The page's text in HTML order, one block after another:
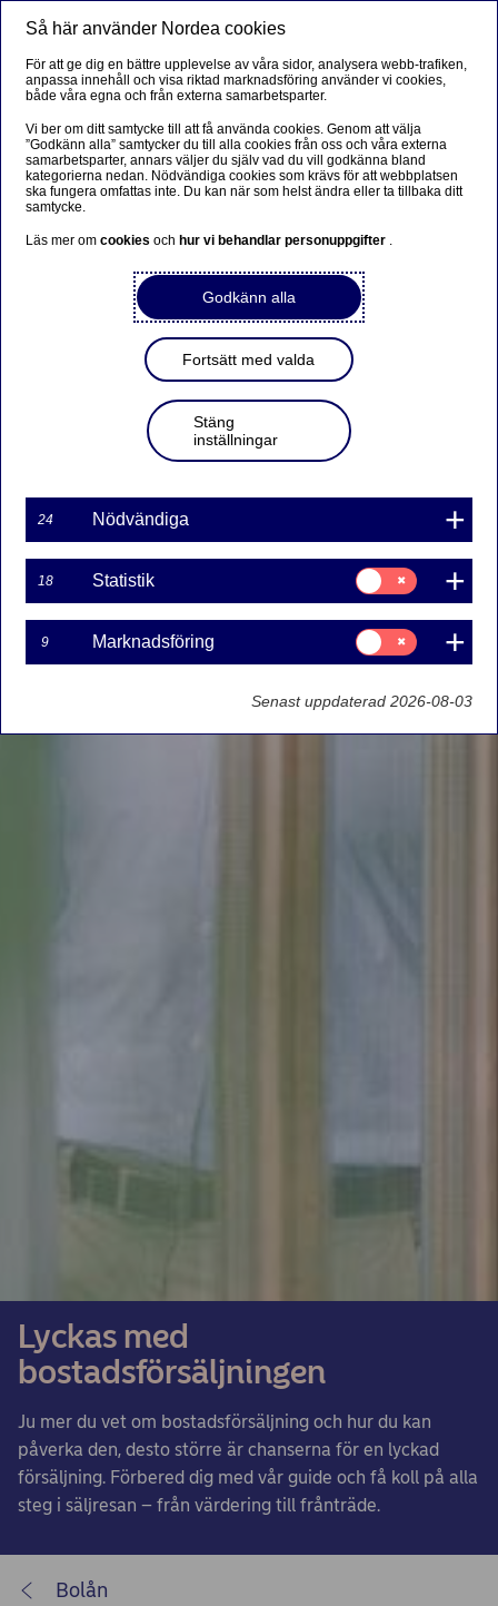
Lyckas med
bostadsförsäljningen
Ju mer du vet om bostadsförsäljning och hur du kan
påverka den, desto större är chanserna för en lyckad
försäljning. Förbered dig med vår guide och få koll på alla
steg i säljresan – från värdering till frånträde.
Bolån
Så här använder Nordea cookies
För att ge dig en bättre upplevelse av våra sidor, analysera webb-trafiken,
anpassa innehåll och visa riktad marknadsföring använder vi cookies,
både våra egna och från externa samarbetsparter.
Vi ber om ditt samtycke till att få använda cookies. Genom att välja
”Godkänn alla” samtycker du till alla cookies från oss och våra externa
samarbetsparter, annars väljer du själv vad du vill godkänna bland
kategorierna nedan. Nödvändiga cookies som krävs för att webbplatsen
ska fungera omfattas inte. Du kan när som helst ändra eller ta tillbaka ditt
samtycke.
Läs mer omcookiesoch hur vi behandlar personuppgifter .
Godkänn alla
Fortsätt med valda
Stäng
inställningar
24 Nödvändiga
18 Statistik
Samtycke
för:
Statistik
9 Marknadsföring
Samtycke
för:
Marknadsföring
Senast uppdaterad 2026-08-03